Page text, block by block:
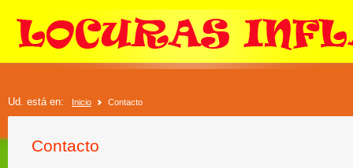
Ud. está en: Inicio Contacto
Contacto